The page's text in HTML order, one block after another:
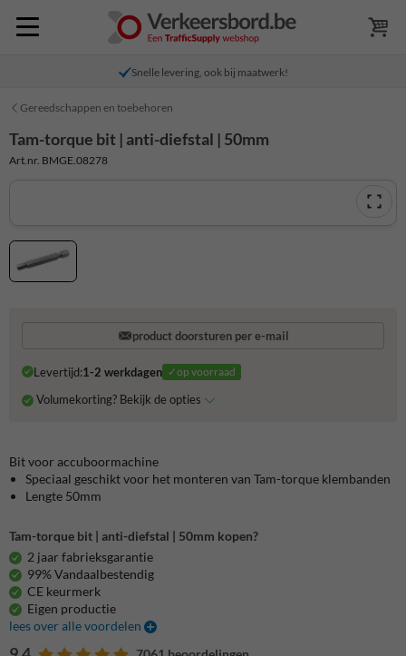
Snelle levering, ook bij maatwerk!
Gereedschappen en toebehoren
Tam-torque bit | anti-diefstal | 50mm
Art.nr. BMGE.08278
product doorsturen per e-mail
Levertijd:1-2 werkdagen ✓op voorraad
Volumekorting? Bekijk de opties
Bit voor accuboormachine
Speciaal geschikt voor het monteren van Tam-torque klembanden
Lengte 50mm
Tam-torque bit | anti-diefstal | 50mm kopen?
2 jaar fabrieksgarantie
99% Vandaalbestendig
CE keurmerk
Eigen productie
lees over alle voordelen